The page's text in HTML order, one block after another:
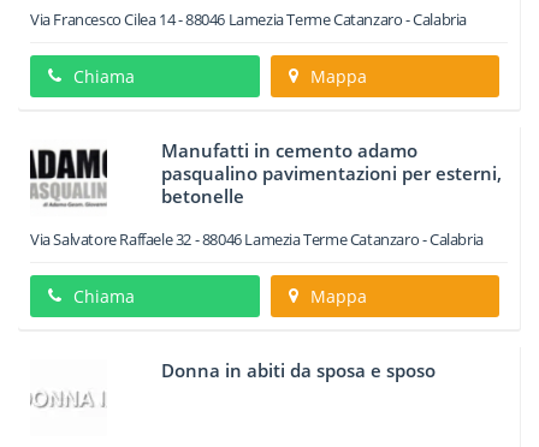
Via Francesco Cilea 14-88046 Lamezia TermeCatanzaro -Calabria
Chiama Mappa
Manufatti in cemento adamo
pasqualino pavimentazioni per esterni,
betonelle
Via Salvatore Raffaele 32-88046Lamezia TermeCatanzaro -Calabria
Chiama Mappa
Donna in abiti da sposa e sposo